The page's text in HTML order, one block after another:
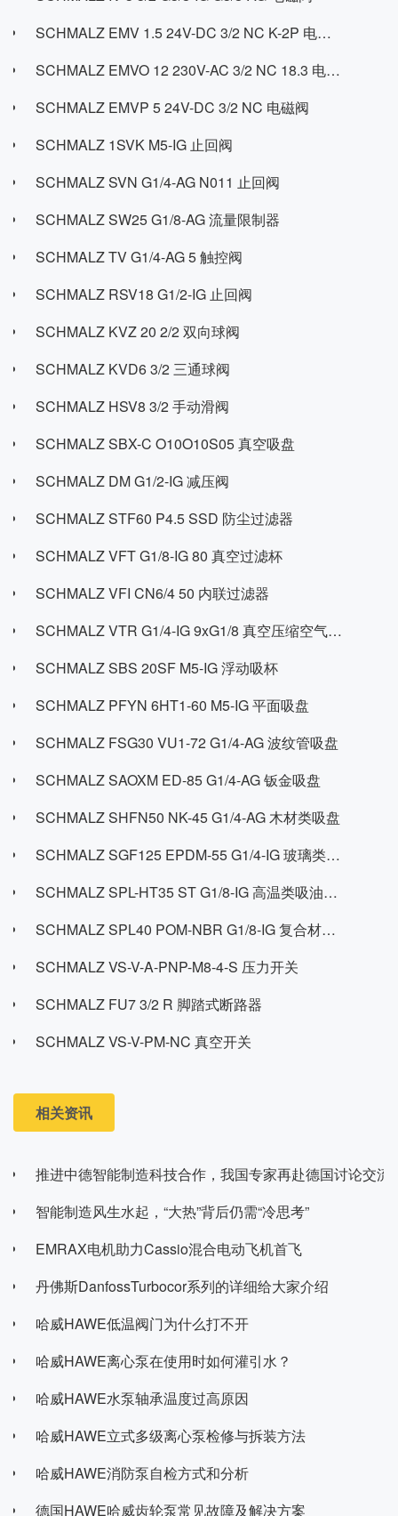
SCHMALZ EMV 1.5 24V-DC 3/2 NC K-2P 电磁阀
SCHMALZ EMVO 12 230V-AC 3/2 NC 18.3 电磁阀
SCHMALZ EMVP 5 24V-DC 3/2 NC 电磁阀
SCHMALZ 1SVK M5-IG 止回阀
SCHMALZ SVN G1/4-AG N011 止回阀
SCHMALZ SW25 G1/8-AG 流量限制器
SCHMALZ TV G1/4-AG 5 触控阀
SCHMALZ RSV18 G1/2-IG 止回阀
SCHMALZ KVZ 20 2/2 双向球阀
SCHMALZ KVD6 3/2 三通球阀
SCHMALZ HSV8 3/2 手动滑阀
SCHMALZ SBX-C O10O10S05 真空吸盘
SCHMALZ DM G1/2-IG 减压阀
SCHMALZ STF60 P4.5 SSD 防尘过滤器
SCHMALZ VFT G1/8-IG 80 真空过滤杯
SCHMALZ VFI CN6/4 50 内联过滤器
SCHMALZ VTR G1/4-IG 9xG1/8 真空压缩空气分配器
SCHMALZ SBS 20SF M5-IG 浮动吸杯
SCHMALZ PFYN 6HT1-60 M5-IG 平面吸盘
SCHMALZ FSG30 VU1-72 G1/4-AG 波纹管吸盘
SCHMALZ SAOXM ED-85 G1/4-AG 钣金吸盘
SCHMALZ SHFN50 NK-45 G1/4-AG 木材类吸盘
SCHMALZ SGF125 EPDM-55 G1/4-IG 玻璃类吸盘
SCHMALZ SPL-HT35 ST G1/8-IG 高温类吸油吸盘
SCHMALZ SPL40 POM-NBR G1/8-IG 复合材料类吸盘
SCHMALZ VS-V-A-PNP-M8-4-S 压力开关
SCHMALZ FU7 3/2 R 脚踏式断路器
SCHMALZ VS-V-PM-NC 真空开关
相关资讯
推进中德智能制造科技合作，我国专家再赴德国讨论交流
智能制造风生水起，“大热”背后仍需“冷思考”
EMRAX电机助力Cassio混合电动飞机首飞
丹佛斯DanfossTurbocor系列的详细给大家介绍
哈威HAWE低温阀门为什么打不开
哈威HAWE离心泵在使用时如何灌引水？
哈威HAWE水泵轴承温度过高原因
哈威HAWE立式多级离心泵检修与拆装方法
哈威HAWE消防泵自检方式和分析
德国HAWE哈威齿轮泵常见故障及解决方案